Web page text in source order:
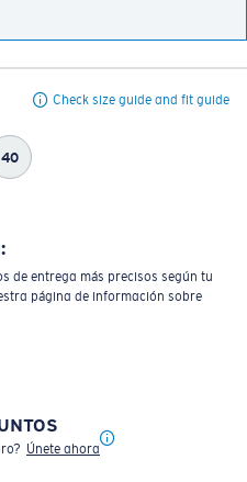
Check size guide and fit guide
40
de entrega más precisos según tu
página de información sobre
Únete ahora